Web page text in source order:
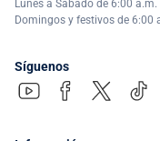
Lunes a Sábado de 6:00
Domingos y festivos de 6:00
Síguenos